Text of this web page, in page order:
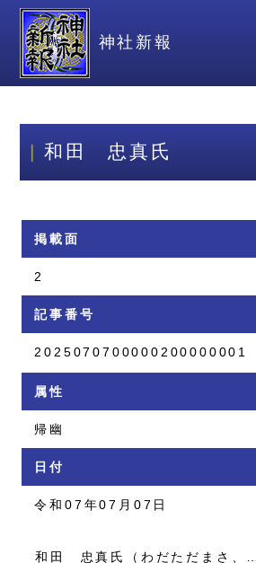
神社新報
和田 忠真氏
掲載面
2
記事番号
2025070700000200000001
属性
帰幽
日付
令和07年07月07日
和田 忠真氏（わだただまさ、…